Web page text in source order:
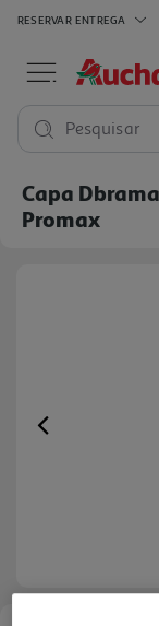
RESERVAR ENTREGA
Pesquisar
Capa
Promax
Previous